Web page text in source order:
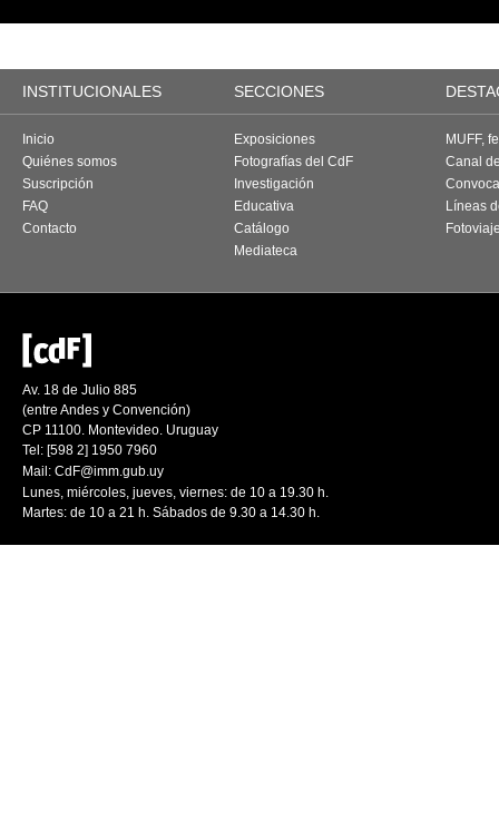
INSTITUCIONALES SECCIONES
Inicio
Quiénes somos
Suscripción
FAQ
Contacto
Exposiciones
Fotografías del CdF
Investigación
Educativa
Catálogo
Mediateca
MUFF,
Canal
Líneas
Av. 18 de Julio 885
(entre Andes y Convención)
CP 11100. Montevideo. Uruguay
Tel: [598 2] 1950 7960
Mail: CdF@imm.gub.uy
Lunes, miércoles, jueves, viernes: de 10 a 19.30 h.
Martes: de 10 a 21 h. Sábados de 9.30 a 14.30 h.